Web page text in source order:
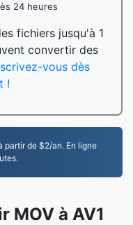
24 heures
fichiers jusqu'à 1
convertir des
vous dès
!
de $2/an. En ligne
MOV à AV1